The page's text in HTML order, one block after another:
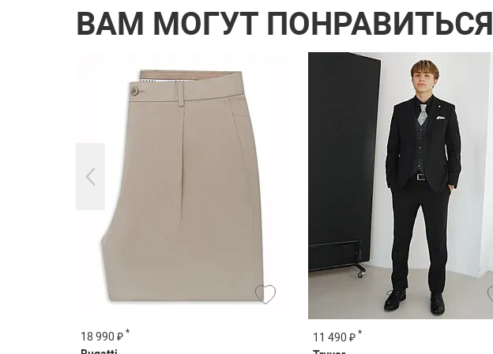
ВАМ МОГУТ ПОНРАВИТЬСЯ
18 990 ₽ * 11 490 ₽ *